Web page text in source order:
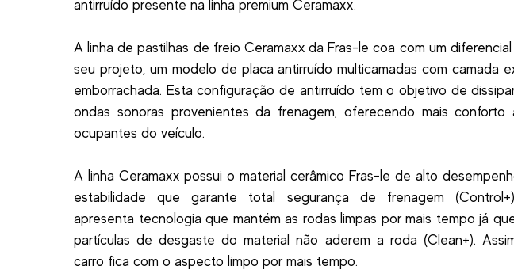
antirruído presente na linha premium Ceramaxx.
A linha de pastilhas de freio Ceramaxx da Fras-le coa com um diferencial
seu projeto, um modelo de placa antirruído multicamadas com camada
emborrachada. Esta configuração de antirruído tem o objetivo de
ondas sonoras provenientes da frenagem, oferecendo mais conforto
ocupantes do veículo.
A linha Ceramaxx possui o material cerâmico Fras-le de alto
estabilidade que garante total segurança de frenagem
apresenta tecnologia que mantém as rodas limpas por mais tempo já
partículas de desgaste do material não aderem a roda (Clean+).
carro fica com o aspecto limpo por mais tempo.